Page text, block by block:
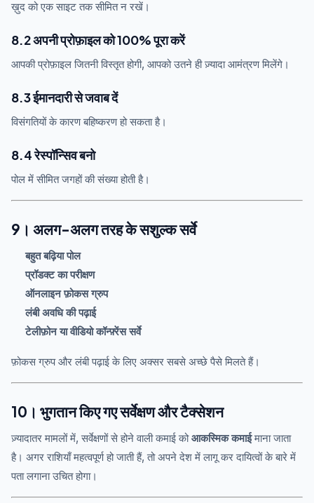
ख़ुद को एक साइट तक सीमित न रखें।
8.2 अपनी प्रोफ़ाइल को 100% पूरा करें
आपकी प्रोफ़ाइल जितनी विस्तृत होगी, आपको उतने ही ज़्यादा आमंत्रण मिलेंगे।
8.3 ईमानदारी से जवाब दें
विसंगतियों के कारण बहिष्करण हो सकता है।
8.4 रेस्पॉन्सिव बनो
पोल में सीमित जगहों की संख्या होती है।
9। अलग-अलग तरह के सशुल्क सर्वे
बहुत बढ़िया पोल
प्रॉडक्ट का परीक्षण
ऑनलाइन फ़ोकस ग्रुप
लंबी अवधि की पढ़ाई
टेलीफ़ोन या वीडियो कॉन्फ़्रेंस सर्वे
फ़ोकस ग्रुप और लंबी पढ़ाई के लिए अक्सर सबसे अच्छे पैसे मिलते हैं।
10। भुगतान किए गए सर्वेक्षण और टैक्सेशन
ज़्यादातर मामलों में, सर्वेक्षणों से होने वाली कमाई कोआकस्मिक कमाईमाना जाता
है। अगर राशियाँ महत्वपूर्ण हो जाती हैं, तो अपने देश में लागू कर दायित्वों के बारे में
पता लगाना उचित होगा।